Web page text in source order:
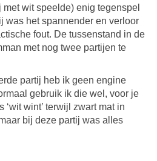
wit speelde) enig tegenspel
was het spannender en verloor
fout. De tussenstand in de
met nog twee partijen te
partij heb ik geen engine
gebruik ik die wel, voor je
‘wit wint’ terwijl zwart mat in
bij deze partij was alles